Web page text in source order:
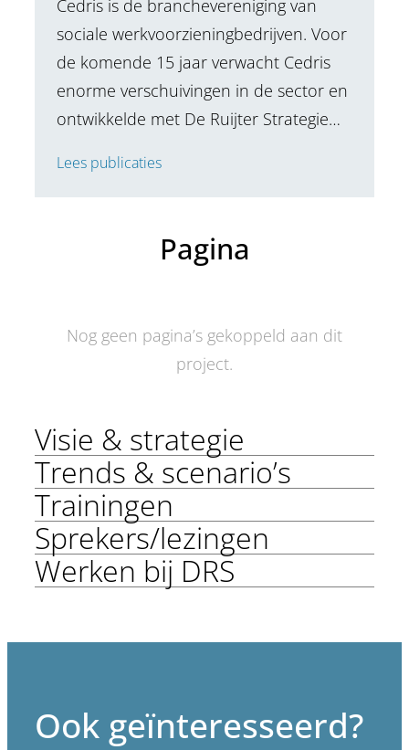
Cedris is de branchevereniging van
sociale werkvoorzieningbedrijven. Voor
de komende 15 jaar verwacht Cedris
enorme verschuivingen in de sector en
ontwikkelde met De Ruijter Strategie…
Lees publicaties
Pagina
Nog geen pagina’s gekoppeld aan dit
project.
Visie & strategie
Trends & scenario’s
Trainingen
Sprekers/lezingen
Werken bij DRS
Ook geïnteresseerd?